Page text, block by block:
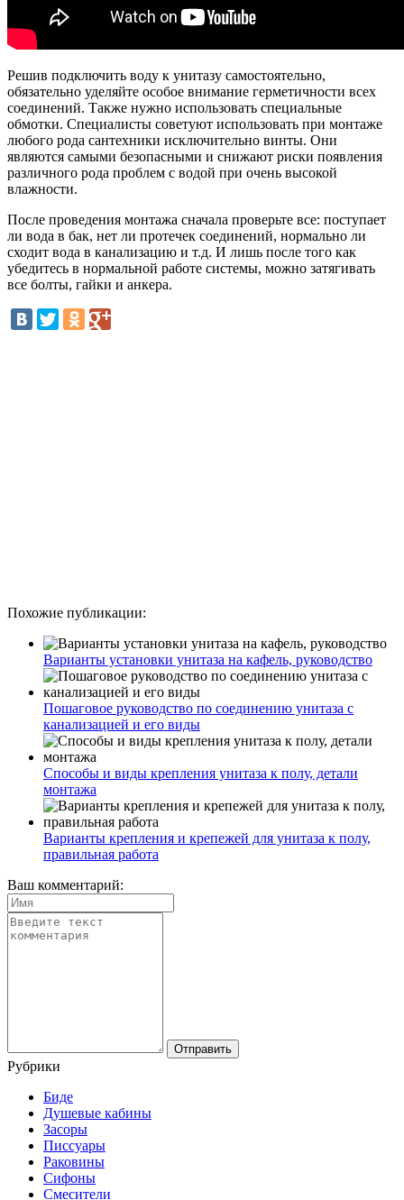
Решив подключить воду к унитазу самостоятельно,
обязательно уделяйте особое внимание герметичности всех
соединений. Также нужно использовать специальные
обмотки. Специалисты советуют использовать при монтаже
любого рода сантехники исключительно винты. Они
являются самыми безопасными и снижают риски появления
различного рода проблем с водой при очень высокой
влажности.
После проведения монтажа сначала проверьте все: поступает
ли вода в бак, нет ли протечек соединений, нормально ли
сходит вода в канализацию и т.д. И лишь после того как
убедитесь в нормальной работе системы, можно затягивать
все болты, гайки и анкера.
Похожие публикации:
Варианты установки унитаза на кафель, руководство
Пошаговое руководство по соединению унитаза с
канализацией и его виды
Способы и виды крепления унитаза к полу, детали
монтажа
Варианты крепления и крепежей для унитаза к полу,
правильная работа
Ваш комментарий:
Рубрики
Биде
Душевые кабины
Засоры
Писсуары
Раковины
Сифоны
Смесители